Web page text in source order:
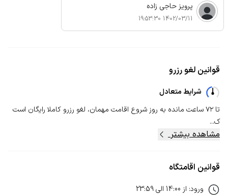
پرویز حاجی زاده
1402/03/11 19:53:30
قوانین لغو رزرو
شرایط متعادل
تا ۷۲ ساعت مانده به روز شروع اقامت مهمان، لغو رزرو کاملا رایگان است
ک...
مشاهده بیشتر
قوانین اقامتگاه
ورود: از 14:00 الی23:59